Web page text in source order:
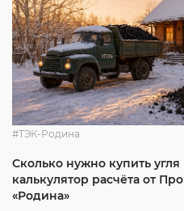
#ТЭК-Родина
Сколько нужно купить
калькулятор расчёта от
«Родина»